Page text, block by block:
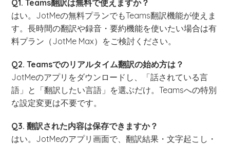
Q1. Teams翻訳は無料で使えますか？
はい。JotMeの無料プランでもTeams翻訳機能が使えま
す。長時間の翻訳や録音・要約機能を使いたい場合は有
料プラン（JotMe Max）をご検討ください。
Q2. Teamsでのリアルタイム翻訳の始め方は？
JotMeのアプリをダウンロードし、「話されている言
語」と「翻訳したい言語」を選ぶだけ。Teamsへの特別
な設定変更は不要です。
Q3. 翻訳された内容は保存できますか？
はい。JotMeのアプリ画面で、翻訳結果・文字起こし・